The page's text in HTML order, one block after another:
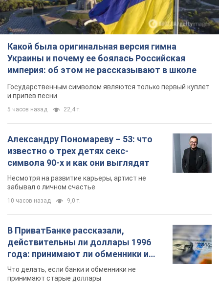
Какой была оригинальная версия гимна
Украины и почему ее боялась Российская
империя: об этом не рассказывают в школе
Государственным символом являются только первый куплет
и припев песни
5 часов назад 22,4 т.
Александру Пономареву – 53: что
известно о трех детях секс-
символа 90-х и как они выглядят
Несмотря на развитие карьеры, артист не
забывал о личном счастье
10 часов назад 9,0 т.
В ПриватБанке рассказали,
действительны ли доллары 1996
года: принимают ли обменники и
банки такие купюры
Что делать, если банки и обменники не
принимают старые доллары